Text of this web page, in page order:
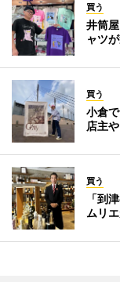
買う
井筒
ャツ
買う
小倉
店主
買う
「到
ムリ